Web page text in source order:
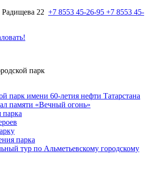
Радищева 22 +7 8553 45-26-95 +7 8553 45-
парк
парк имени 60-летия нефти Татарстана
памяти «Вечный огонь»
парка
парка
тур по Альметьевскому городскому